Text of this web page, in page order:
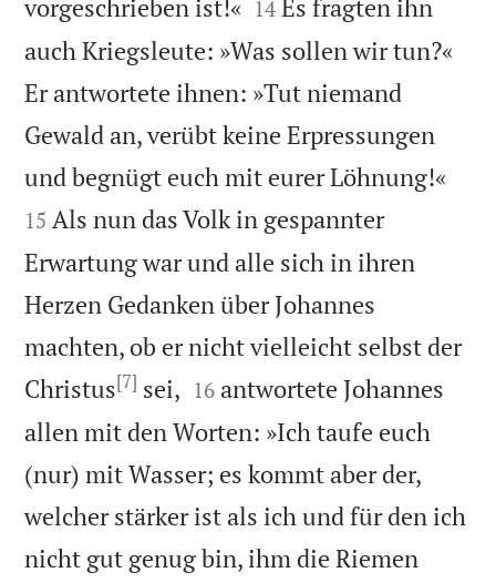
vorgeschrieben ist!« 14 Es fragten ihn
auch Kriegsleute: »Was sollen wir tun?«
Er antwortete ihnen: »Tut niemand
Gewald an, verübt keine Erpressungen
und begnügt euch mit eurer Löhnung!«
15 Als nun das Volk in gespannter
Erwartung war und alle sich in ihren
Herzen Gedanken über Johannes
machten, ob er nicht vielleicht selbst der
Christus[7] sei, 

16 antwortete Johannes
allen mit den Worten: »Ich taufe euch
(nur) mit Wasser; es kommt aber der,
welcher stärker ist als ich und für den ich
nicht gut genug bin, ihm die Riemen